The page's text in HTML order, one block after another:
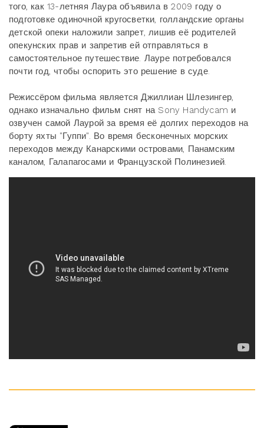
того, как 13-летняя Лаура объявила в 2009 году о
подготовке одиночной кругосветки, голландские органы
детской опеки наложили запрет, лишив её родителей
опекунских прав и запретив ей отправляться в
самостоятельное путешествие. Лауре потребовался
почти год, чтобы оспорить это решение в суде.
Режиссёром фильма является Джиллиан Шлезингер,
однако изначально фильм снят на Sony Handycam и
озвучен самой Лаурой за время её долгих переходов на
борту яхты "Гуппи". Во время бесконечных морских
переходов между Канарскими островами, Панамским
каналом, Галапагосами и Французской Полинезией.